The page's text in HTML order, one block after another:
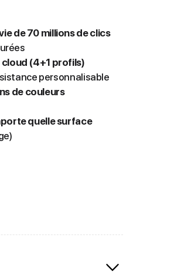
de 70 millions de clics
(4+1 profils)
personnalisable
de couleurs
quelle surface